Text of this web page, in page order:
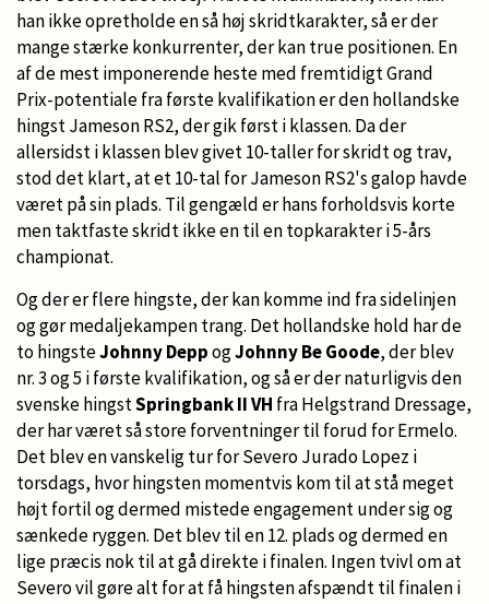
han ikke opretholde en så høj skridtkarakter, så er der
mange stærke konkurrenter, der kan true positionen. En
af de mest imponerende heste med fremtidigt Grand
Prix-potentiale fra første kvalifikation er den hollandske
hingst Jameson RS2, der gik først i klassen. Da der
allersidst i klassen blev givet 10-taller for skridt og trav,
stod det klart, at et 10-tal for Jameson RS2's galop havde
været på sin plads. Til gengæld er hans forholdsvis korte
men taktfaste skridt ikke en til en topkarakter i 5-års
championat.
Og der er flere hingste, der kan komme ind fra sidelinjen
og gør medaljekampen trang. Det hollandske hold har de
to hingsteJohnny DeppogJohnny Be Goode, der blev
nr. 3 og 5 i første kvalifikation, og så er der naturligvis den
svenske hingstSpringbank II VH fra Helgstrand Dressage,
der har været så store forventninger til forud for Ermelo.
Det blev en vanskelig tur for Severo Jurado Lopez i
torsdags, hvor hingsten momentvis kom til at stå meget
højt fortil og dermed mistede engagement under sig og
sænkede ryggen. Det blev til en 12. plads og dermed en
lige præcis nok til at gå direkte i finalen. Ingen tvivl om at
Severo vil gøre alt for at få hingsten afspændt til finalen i